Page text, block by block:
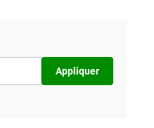
Appliquer